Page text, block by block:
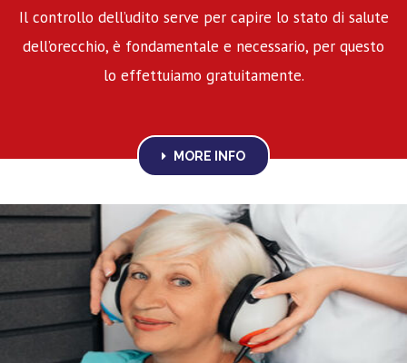
Il controllo dell’udito serve per capire lo stato di salute
dell’orecchio, è fondamentale e necessario, per questo
lo effettuiamo gratuitamente.
MORE INFO